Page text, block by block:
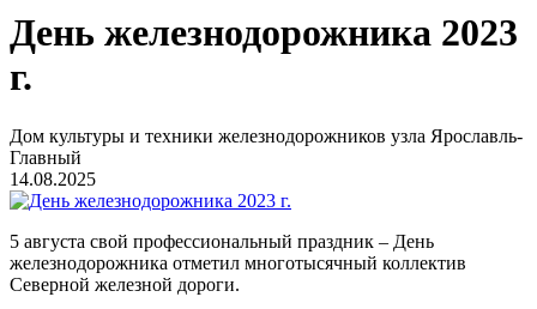
День железнодорожника 2023
г.
Дом культуры и техники железнодорожников узла Ярославль-
Главный
14.08.2025
5 августа свой профессиональный праздник – День
железнодорожника отметил многотысячный коллектив
Северной железной дороги.